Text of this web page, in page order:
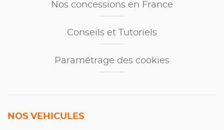
Nos concessions en France
Conseils et Tutoriels
Paramétrage des cookies
NOS VEHICULES